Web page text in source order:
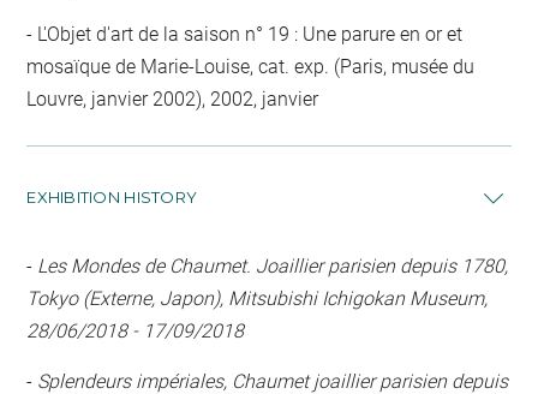
L'Objet d'art de la saison n° 19 : Une parure en or et
mosaïque de Marie-Louise, cat. exp. (Paris, musée du
Louvre, janvier 2002), 2002, janvier
EXHIBITION HISTORY
- Les Mondes de Chaumet. Joaillier parisien depuis 1780,
Tokyo (Externe, Japon), Mitsubishi Ichigokan Museum,
28/06/2018 - 17/09/2018
- Splendeurs impériales, Chaumet joaillier parisien depuis